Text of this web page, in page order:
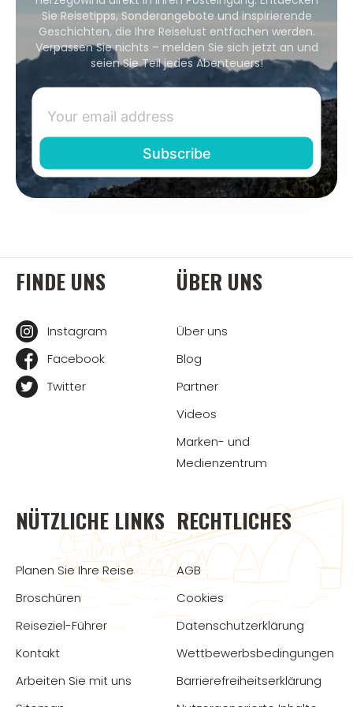
Sie Reisetipps, Sonderangebote und inspirierende
Geschichten, die Ihre Reiselust entfachen werden.
Verpassen Sie nichts – melden Sie sich jetzt an und
seien Sie Teil jedes Abenteuers!
FINDE UNS
Instagram
Facebook
Twitter
ÜBER UNS
Über uns
Blog
Partner
Videos
Marken- und
Medienzentrum
NÜTZLICHE LINKS
Planen Sie Ihre Reise
Broschüren
Reiseziel-Führer
Kontakt
Arbeiten Sie mit uns
RECHTLICHES
AGB
Cookies
Datenschutzerklärung
Wettbewerbsbedingungen
Barrierefreiheitserklärung